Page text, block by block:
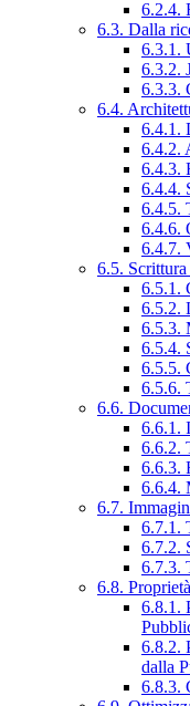
6.2.4.
6.3. Dalla
6.3.1.
6.3.2.
6.3.3.
6.4.
6.4.1.
6.4.2.
6.4.3.
6.4.4.
6.4.5.
6.4.6.
6.4.7.
6.5.
6.5.1.
6.5.2.
6.5.3.
6.5.4.
6.5.5.
6.5.6.
6.6.
6.6.1.
6.6.2.
6.6.3.
6.6.4.
6.7.
6.7.1.
6.7.2.
6.7.3.
6.8.
6.8.1.
6.8.2.
dalla
6.8.3.